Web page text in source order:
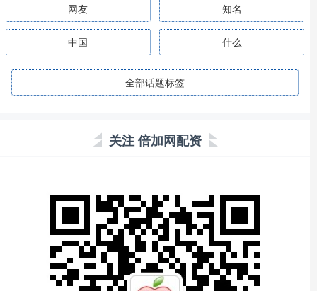
网友 知名
中国 什么
全部话题标签
关注 倍加网配资